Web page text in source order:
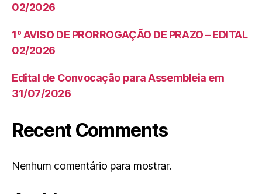
02/2026
1º AVISO DE PRORROGAÇÃO DE PRAZO – EDITAL
02/2026
Edital de Convocação para Assembleia em
31/07/2026
Recent Comments
Nenhum comentário para mostrar.